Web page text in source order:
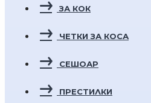
ЗА КОК
ЧЕТКИ ЗА КОСА
СЕШОАР
ПРЕСТИЛКИ